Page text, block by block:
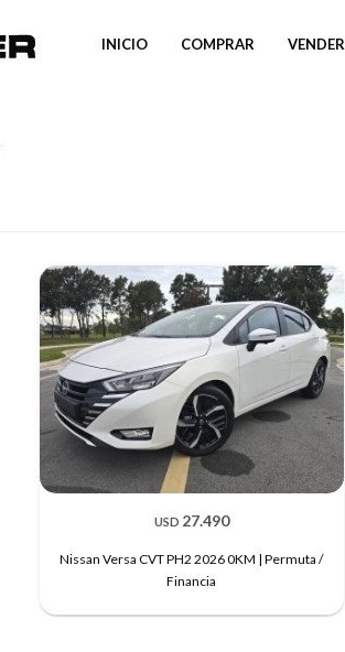
INICIO COMPRAR VENDER
USD 27.490
Nissan Versa CVT PH2 2026 0KM | Permuta /
Financia